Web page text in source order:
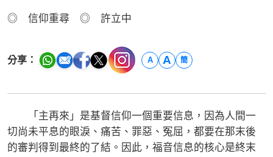
◎ 信仰重尋 ◎ 許立中
分享： A A 簡
「主再來」是基督信仰一個重要信息，因為人間一
切尚未平息的眼淚、痛苦、罪惡、冤屈，都要在那末後
的審判得到最終的了結。因此，福音信息的核心是終末